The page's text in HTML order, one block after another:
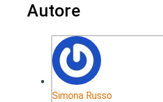
Autore
Simona Russo